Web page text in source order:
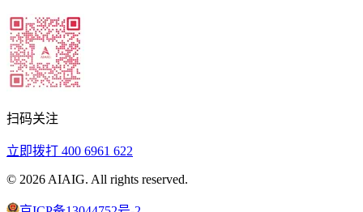
扫码关注
立即拨打 400 6961 622
© 2026 AIAIG. All rights reserved.